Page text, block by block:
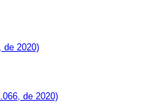
de 2020)
de 2020)